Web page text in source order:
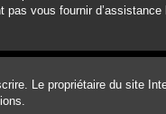
vous fournir d’assistance
Le propriétaire du site